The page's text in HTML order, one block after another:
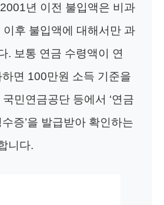
년 이전 불입액은 비과
후 불입액에 대해서만 과
. 보통 연금 수령액이 연
면 100만원 소득 기준을
민연금공단 등에서 ‘연금
증’을 발급받아 확인하는
니다.